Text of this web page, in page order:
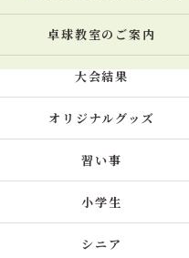
卓球教室のご案内
大会結果
オリジナルグッズ
習い事
小学生
シニア